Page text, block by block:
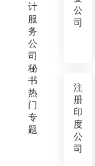
计
服
务
公
司
秘
书
热
门
专
题
公
司
注
册
印
度
公
司